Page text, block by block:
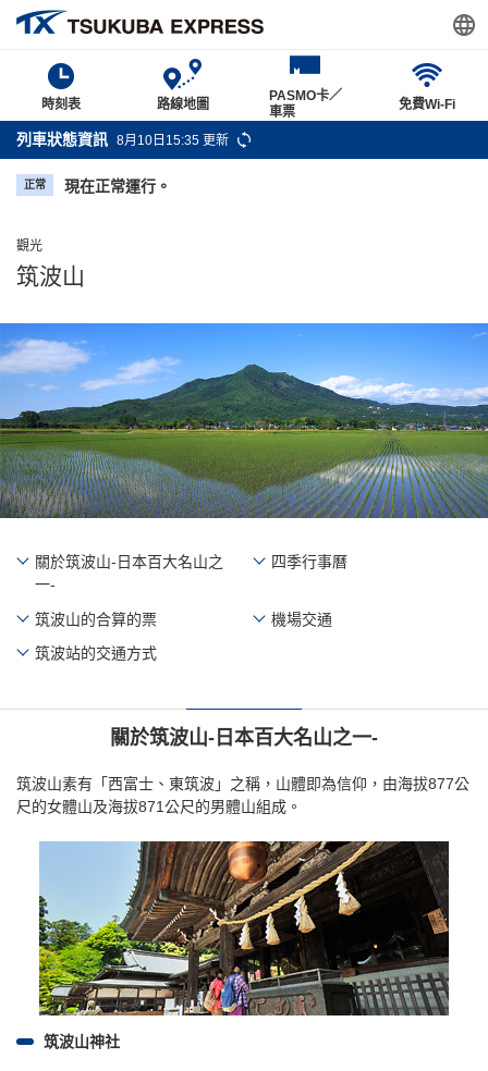
時刻表 路線地圖
PASMO卡／
車票
免費Wi-Fi
列車狀態資訊 8月10日15:35 更新
正常 現在正常運行。
觀光
筑波山
關於筑波山-日本百大名山之
一-
四季行事曆
筑波山的合算的票
機場交通
筑波站的交通方式
關於筑波山-日本百大名山之一-
筑波山素有「西富士、東筑波」之稱，山體即為信仰，由海拔877公
尺的女體山及海拔871公尺的男體山組成。
筑波山神社